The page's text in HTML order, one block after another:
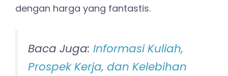
dengan harga yang fantastis.
Baca Juga: Informasi Kuliah,
Prospek Kerja, dan Kelebihan